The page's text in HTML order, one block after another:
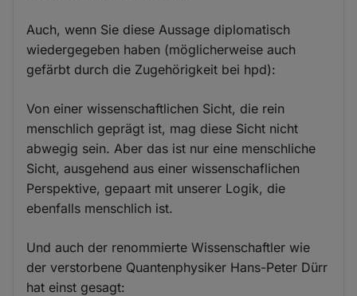
Auch, wenn Sie diese Aussage diplomatisch
wiedergegeben haben (möglicherweise auch
gefärbt durch die Zugehörigkeit bei hpd):
Von einer wissenschaftlichen Sicht, die rein
menschlich geprägt ist, mag diese Sicht nicht
abwegig sein. Aber das ist nur eine menschliche
Sicht, ausgehend aus einer wissenschaflichen
Perspektive, gepaart mit unserer Logik, die
ebenfalls menschlich ist.
Und auch der renommierte Wissenschaftler wie
der verstorbene Quantenphysiker Hans-Peter Dürr
hat einst gesagt: